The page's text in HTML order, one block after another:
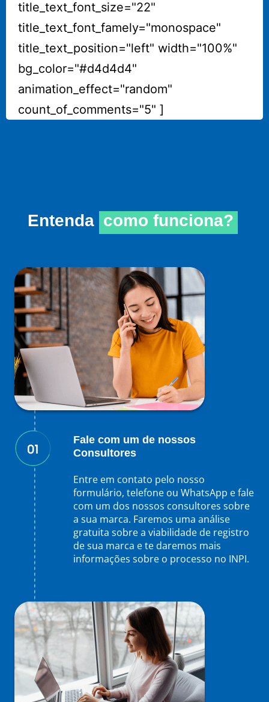
title_text_font_size="22"
title_text_font_famely="monospace"
title_text_position="left" width="100%"
bg_color="#d4d4d4"
animation_effect="random"
count_of_comments="5" ]
Entenda como funciona?
Fale com um de nossos
Consultores
Entre em contato pelo nosso
formulário, telefone ou WhatsApp e fale
com um dos nossos consultores sobre
a sua marca. Faremos uma análise
gratuita sobre a viabilidade de registro
de sua marca e te daremos mais
informações sobre o processo no INPI.